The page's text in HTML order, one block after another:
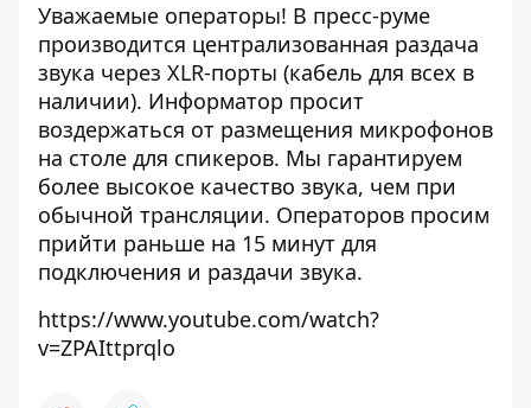
Уважаемые операторы! В пресс-руме
производится централизованная раздача
звука через XLR-порты (кабель для всех в
наличии). Информатор просит
воздержаться от размещения микрофонов
на столе для спикеров. Мы гарантируем
более высокое качество звука, чем при
обычной трансляции. Операторов просим
прийти раньше на 15 минут для
подключения и раздачи звука.
https://www.youtube.com/watch?
v=ZPAIttprqlo